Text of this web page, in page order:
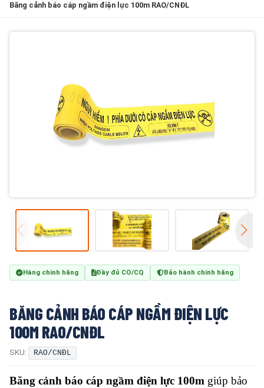
Băng cảnh báo cáp ngầm điện lực 100m RAO/CNĐL
Hàng chính hãng Đầy đủ CO/CQ Bảo hành chính hãng
BĂNG CẢNH BÁO CÁP NGẦM ĐIỆN LỰC
100M RAO/CNĐL
SKU: RAO/CNĐL
Băng cảnh báo cáp ngầm điện lực 100m giúp bảo